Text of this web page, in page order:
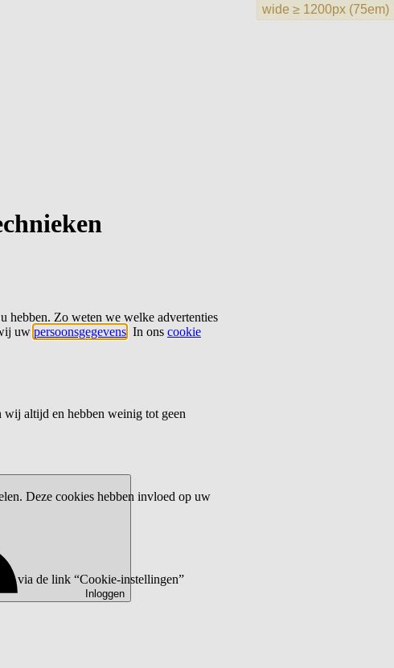
Inloggen
hebben. Zo weten we welke advertenties
uw persoonsgegevens . In ons cookie
wij altijd en hebben weinig tot geen
Deze cookies hebben invloed op uw
via de link “Cookie-instellingen”